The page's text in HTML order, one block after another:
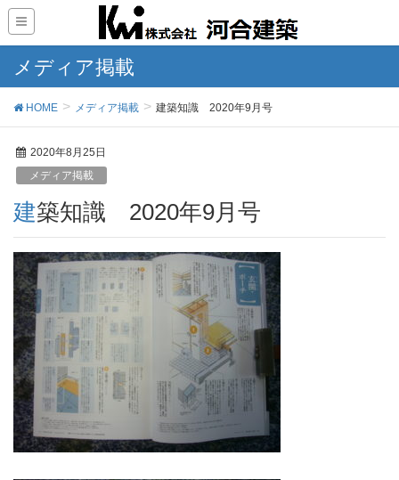
メディア掲載
HOME メディア掲載 建築知識 2020年9月号
2020年8月25日
メディア掲載
建築知識 2020年9月号